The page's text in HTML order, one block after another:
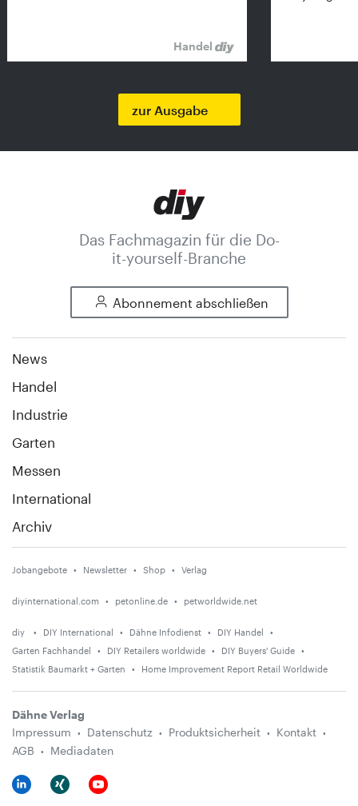
Handel
zur Ausgabe
Das Fachmagazin für die Do-
it-yourself-Branche
Abonnement abschließen
News
Handel
Industrie
Garten
Messen
International
Archiv
Jobangebote Newsletter Shop Verlag
diyinternational.com petonline.de petworldwide.net
diy DIY International Dähne Infodienst
DIY Handel
Garten Fachhandel
DIY Retailers worldwide
DIY Buyers' Guide
Statistik Baumarkt + Garten
Home Improvement Report Retail Worldwide
Dähne Verlag
Impressum
Datenschutz Produktsicherheit
Kontakt
AGB
Mediadaten